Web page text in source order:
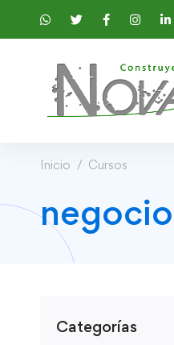
Inicio Cursos
Categorías